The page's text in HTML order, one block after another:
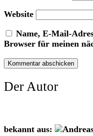
Website
Name, E-Mail-
Browser für meinen
Der Autor
bekannt aus: